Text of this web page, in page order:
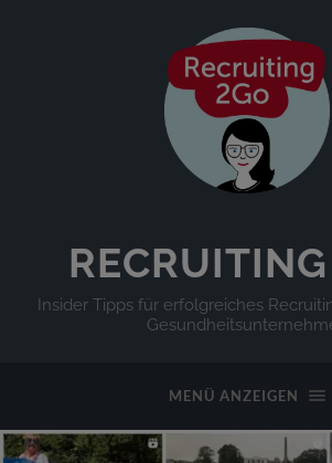
Insider Tipps für erfolgreiches
MENÜ ANZEIGEN